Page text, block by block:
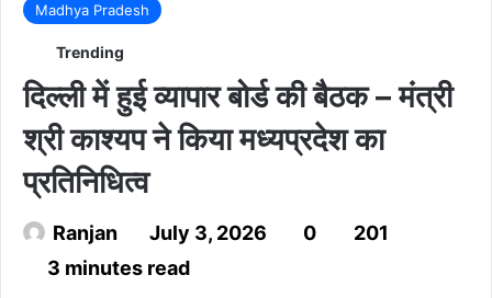
Madhya Pradesh
Trending
दिल्ली में हुई व्यापार बोर्ड की बैठक – मंत्री
श्री काश्यप ने किया मध्यप्रदेश का
प्रतिनिधित्व
Ranjan July 3, 2026 0
201
3 minutes read